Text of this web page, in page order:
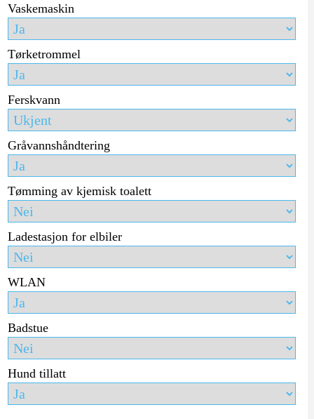
Vaskemaskin
Tørketrommel
Ferskvann
Gråvannshåndtering
Tømming av kjemisk toalett
Ladestasjon for elbiler
WLAN
Badstue
Hund tillatt